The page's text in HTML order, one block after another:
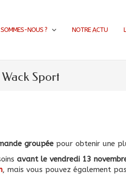
NOUS ? NOTRE ACTU
Sport
groupée pour obtenir une
avant le vendredi 13
, mais vous pouvez également